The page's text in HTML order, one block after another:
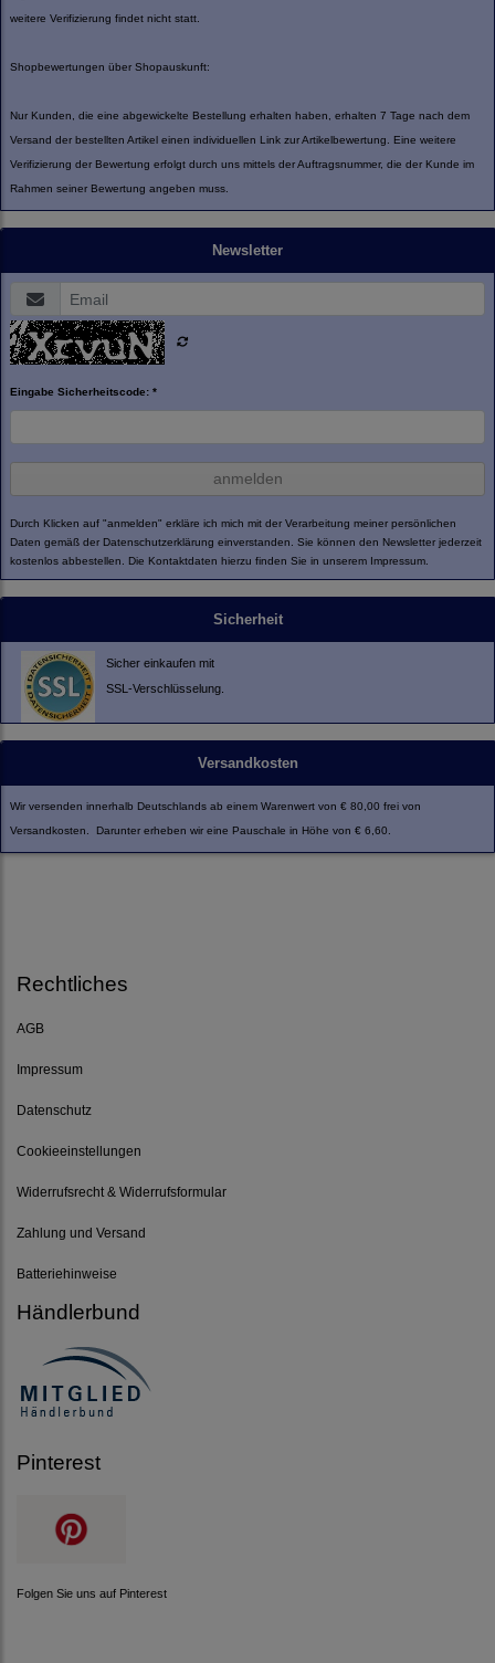
weitere Verifizierung findet nicht statt.
Shopbewertungen über Shopauskunft:
Nur Kunden, die eine abgewickelte Bestellung erhalten haben, erhalten 7 Tage nach dem
Versand der bestellten Artikel einen individuellen Link zur Artikelbewertung. Eine weitere
Verifizierung der Bewertung erfolgt durch uns mittels der Auftragsnummer, die der Kunde im
Rahmen seiner Bewertung angeben muss.
Newsletter
Eingabe Sicherheitscode: *
anmelden
Durch Klicken auf "anmelden" erkläre ich mich mit der Verarbeitung meiner persönlichen
Daten gemäß der Datenschutzerklärung einverstanden. Sie können den Newsletter jederzeit
kostenlos abbestellen. Die Kontaktdaten hierzu finden Sie in unserem Impressum.
Sicherheit
Sicher einkaufen mit
SSL-Verschlüsselung.
Versandkosten
Wir versenden innerhalb Deutschlands ab einem Warenwert von € 80,00 frei von
Versandkosten. Darunter erheben wir eine Pauschale in Höhe von € 6,60.
Rechtliches
AGB
Impressum
Datenschutz
Cookieeinstellungen
Widerrufsrecht & Widerrufsformular
Zahlung und Versand
Batteriehinweise
Händlerbund
Pinterest
Folgen Sie uns auf Pinterest